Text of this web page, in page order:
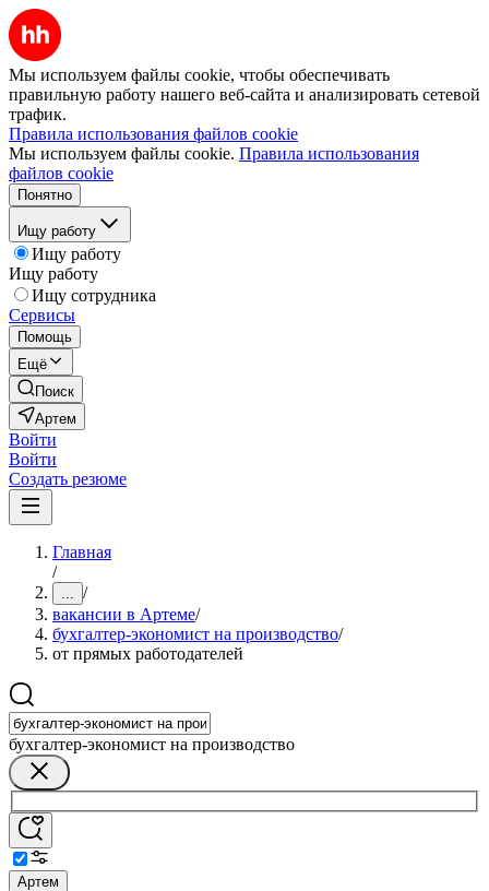
Мы используем файлы cookie, чтобы обеспечивать
правильную работу нашего веб-сайта и анализировать сетевой
трафик.
Правила использования файлов cookie
Мы используем файлы cookie. Правила использования
файлов cookie
Понятно
Ищу работу
Ищу работу
Ищу работу
Ищу сотрудника
Сервисы
Помощь
Ещё
Поиск
Артем
Войти
Войти
Создать резюме
Главная
/
... /
вакансии в Артеме/
бухгалтер-экономист на производство/
от прямых работодателей
бухгалтер-экономист на производство
Артем